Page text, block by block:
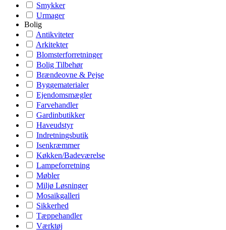
Smykker
Urmager
Bolig
Antikviteter
Arkitekter
Blomsterforretninger
Bolig Tilbehør
Brændeovne & Pejse
Byggematerialer
Ejendomsmægler
Farvehandler
Gardinbutikker
Haveudstyr
Indretningsbutik
Isenkræmmer
Køkken/Badeværelse
Lampeforretning
Møbler
Miljø Løsninger
Mosaikgalleri
Sikkerhed
Tæppehandler
Værktøj